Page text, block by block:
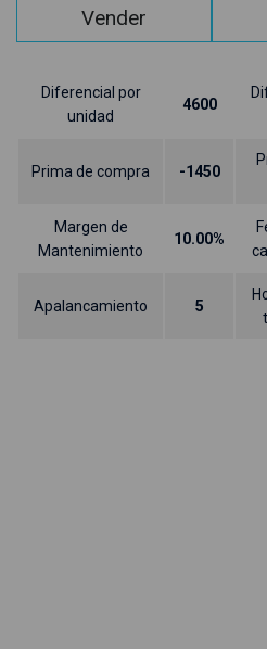
Vender
Diferencial por
unidad
4600
Prima de compra -1450
Margen de
Mantenimiento
10.00%
Apalancamiento 5